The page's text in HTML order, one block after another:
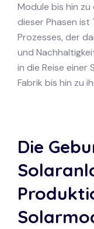
Module bis hin zu
dieser Phasen
Prozesses, der
und
in die Reise einer
Fabrik bis hin zu
Die